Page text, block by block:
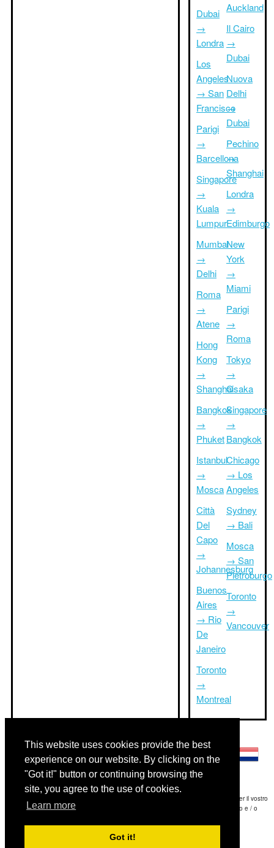
This website uses cookies provide the best
experience on our website. By clicking on the
"Got it!" button or continuing browsing the
site, you agree to the use of cookies.
Learn more
Got it!
Dubai
→
Londra
Los
Angeles
→ San
Francisco
Parigi
→
Barcellona
Singapore
→
Kuala
Lumpur
Mumbai
→
Delhi
Roma
→
Atene
Hong
Kong
→
Shanghai
Bangkok
→
Phuket
Istanbul
→
Mosca
Città
Del
Capo
→
Johannesburg
Buenos
Aires
→ Rio
De
Janeiro
Toronto
→
Montreal
Auckland
Il Cairo
→
Dubai
Nuova
Delhi
→
Dubai
Pechino
→
Shanghai
Londra
→
Edimburgo
New
York
→
Miami
Parigi
→
Roma
Tokyo
→
Osaka
Singapore
→
Bangkok
Chicago
→ Los
Angeles
Sydney
→ Bali
Mosca
→ San
Pietroburgo
Toronto
→
Vancouver
Disclaimer: Le informazioni visualizzate su questo sito è la nostra migliore stima e per il vostro
riferimento soltanto.Triptimeto.com non è responsabile di eventuali ritardi viaggio e / o